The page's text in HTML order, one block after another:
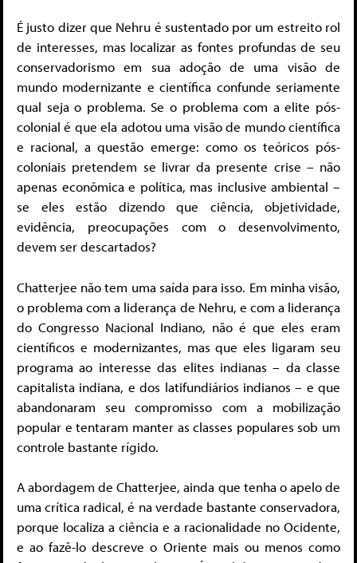
É justo dizer que Nehru é sustentado por um estreito rol
de interesses, mas localizar as fontes profundas de seu
conservadorismo em sua adoção de uma visão de
mundo modernizante e científica confunde seriamente
qual seja o problema. Se o problema com a elite pós-
colonial é que ela adotou uma visão de mundo científica
e racional, a questão emerge: como os teóricos pós-
coloniais pretendem se livrar da presente crise – não
apenas econômica e política, mas inclusive ambiental –
se eles estão dizendo que ciência, objetividade,
evidência, preocupações com o desenvolvimento,
devem ser descartados?
Chatterjee não tem uma saída para isso. Em minha visão,
o problema com a liderança de Nehru, e com a liderança
do Congresso Nacional Indiano, não é que eles eram
científicos e modernizantes, mas que eles ligaram seu
programa ao interesse das elites indianas – da classe
capitalista indiana, e dos latifundiários indianos – e que
abandonaram seu compromisso com a mobilização
popular e tentaram manter as classes populares sob um
controle bastante rígido.
A abordagem de Chatterjee, ainda que tenha o apelo de
uma crítica radical, é na verdade bastante conservadora,
porque localiza a ciência e a racionalidade no Ocidente,
e ao fazê-lo descreve o Oriente mais ou menos como